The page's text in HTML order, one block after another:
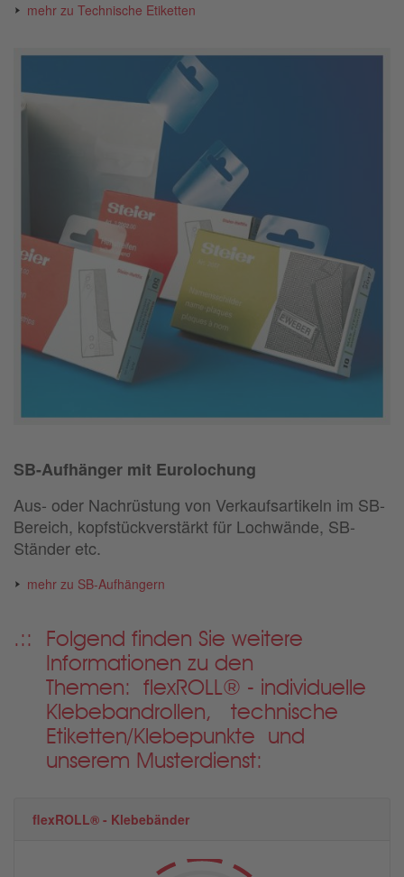
mehr zu Technische Etiketten
SB-Aufhänger mit Eurolochung
Aus- oder Nachrüstung von Verkaufsartikeln im SB-
Bereich, kopfstückverstärkt für Lochwände, SB-
Ständer etc.
mehr zu SB-Aufhängern
Folgend finden Sie weitere
Informationen zu den
Themen: flexROLL® - individuelle
Klebebandrollen, technische
Etiketten/Klebepunkte und
unserem Musterdienst:
flexROLL® - Klebebänder